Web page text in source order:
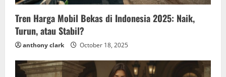
Tren Harga Mobil Bekas di Indonesia 2025: Naik,
Turun, atau Stabil?
anthony clark October 18, 2025